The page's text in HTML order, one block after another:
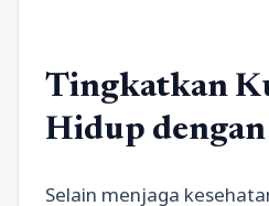
Tingkatkan
Hidup
Selain menjaga